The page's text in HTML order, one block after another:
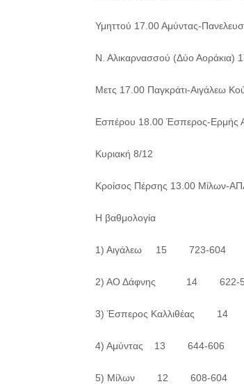
Υμηττού 17.00 Αμύντας-
Ν. Αλικαρνασσού (Δύο
Μετς 17.00 Παγκράτι-Αιγάλεω
Εσπέρου 18.00 Έσπερος-Ερμής
Κυριακή 8/12
Κροίσος Πέρσης 13.00 Μίλων-
Η βαθμολογία
1) Αιγάλεω 15 723-604
2) ΑΟ Δάφνης 14
3) Έσπερος Καλλιθέας
4) Αμύντας 13 644-606
5) Μίλων 12 608-